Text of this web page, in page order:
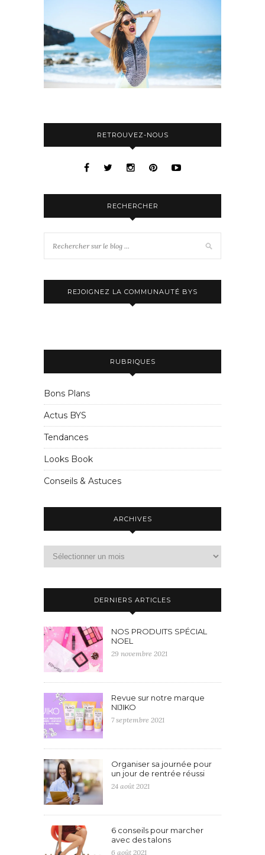
RETROUVEZ-NOUS
RECHERCHER
REJOIGNEZ LA COMMUNAUTÉ BYS
RUBRIQUES
Bons Plans
Actus BYS
Tendances
Looks Book
Conseils & Astuces
ARCHIVES
DERNIERS ARTICLES
NOS PRODUITS SPÉCIAL
NOEL
29 novembre 2021
Revue sur notre marque
NIJIKO
7 septembre 2021
Organiser sa journée pour
un jour de rentrée réussi
24 août 2021
6 conseils pour marcher
avec des talons
6 août 2021